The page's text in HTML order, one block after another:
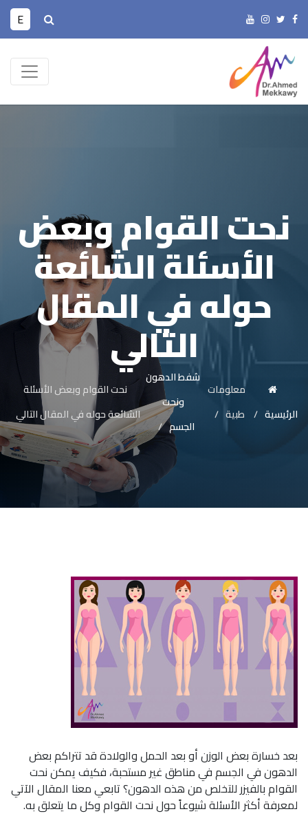
E
نحت القوام وبعض
الأسئلة الشائعة
حوله في المقال
التالي
الرئيسية
معلومات
طبية
شفط الدهون
ونحت
الجسم
نحت القوام وبعض الأسئلة
الشائعة حوله في المقال التالي
بعد خسارة بعض الوزن أو بعد الحمل والولادة قد تتراكم بعض
الدهون في الجسم في مناطق غير مستحبة، فكيف يمكن نحت
القوام بالفيزر للتخلص من هذه الدهون؟ تابعي معنا المقال الآتي
لمعرفة أكثر الأسئلة شيوعاً حول نحت القوام وكل ما يتعلق به.